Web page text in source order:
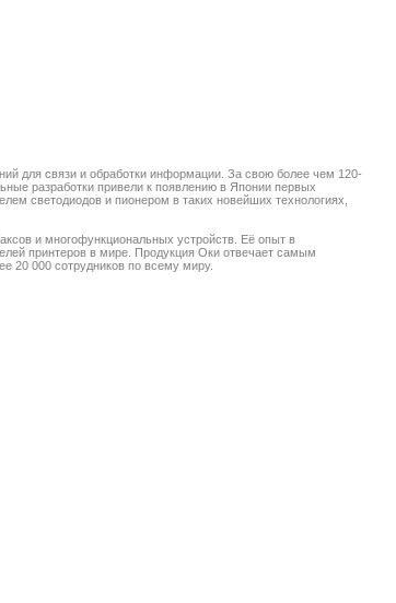
для связи и обработки информации. За свою более чем 120-
разработки привели к появлению в Японии первых
светодиодов и пионером в таких новейших технологиях,
и многофункциональных устройств. Её опыт в
принтеров в мире. Продукция Оки отвечает самым
20 000 сотрудников по всему миру.